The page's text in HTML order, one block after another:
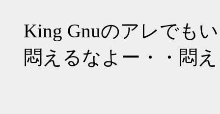
King Gnuのアレでも
悶えるなよー・・悶